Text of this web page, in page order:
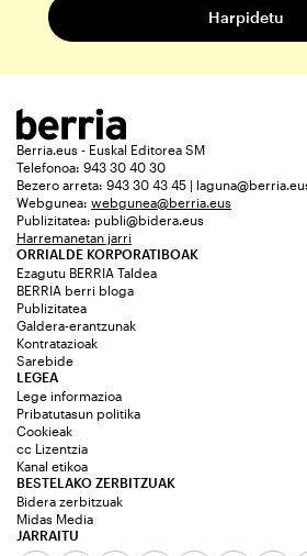
Berria.eus - Euskal Editorea SM
Telefonoa: 943 30 40 30
Bezero arreta: 943 30 43 45 |
Webgunea: webgunea@berria.eus
Publizitatea: publi@bidera.eus
Harremanetan jarri
ORRIALDE KORPORATIBOAK
Ezagutu BERRIA Taldea
BERRIA berri bloga
Publizitatea
Galdera-erantzunak
Kontratazioak
Sarebide
JARRAITU
LEGEA
Lege informazioa
Pribatutasun politika
Cookieak
cc Lizentzia
Kanal etikoa
BESTELAKO ZERBITZUAK
Bidera zerbitzuak
Midas Media